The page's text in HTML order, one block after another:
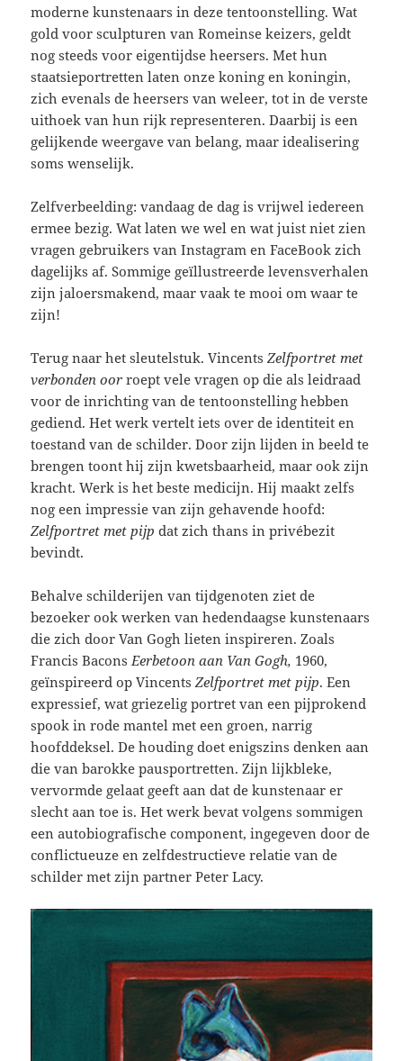
moderne kunstenaars in deze tentoonstelling. Wat
gold voor sculpturen van Romeinse keizers, geldt
nog steeds voor eigentijdse heersers. Met hun
staatsieportretten laten onze koning en koningin,
zich evenals de heersers van weleer, tot in de verste
uithoek van hun rijk representeren. Daarbij is een
gelijkende weergave van belang, maar idealisering
soms wenselijk.
Zelfverbeelding: vandaag de dag is vrijwel iedereen
ermee bezig. Wat laten we wel en wat juist niet zien
vragen gebruikers van Instagram en FaceBook zich
dagelijks af. Sommige geïllustreerde levensverhalen
zijn jaloersmakend, maar vaak te mooi om waar te
zijn!
Terug naar het sleutelstuk. VincentsZelfportret met
verbonden oor roept vele vragen op die als leidraad
voor de inrichting van de tentoonstelling hebben
gediend. Het werk vertelt iets over de identiteit en
toestand van de schilder. Door zijn lijden in beeld te
brengen toont hij zijn kwetsbaarheid, maar ook zijn
kracht. Werk is het beste medicijn. Hij maakt zelfs
nog een impressie van zijn gehavende hoofd:
Zelfportret met pijp dat zich thans in privébezit
bevindt.
Behalve schilderijen van tijdgenoten ziet de
bezoeker ook werken van hedendaagse kunstenaars
die zich door Van Gogh lieten inspireren. Zoals
Francis Bacons Eerbetoon aan Van Gogh, 1960,
geïnspireerd op VincentsZelfportret met pijp. Een
expressief, wat griezelig portret van een pijprokend
spook in rode mantel met een groen, narrig
hoofddeksel. De houding doet enigszins denken aan
die van barokke pausportretten. Zijn lijkbleke,
vervormde gelaat geeft aan dat de kunstenaar er
slecht aan toe is. Het werk bevat volgens sommigen
een autobiografische component, ingegeven door de
conflictueuze en zelfdestructieve relatie van de
schilder met zijn partner Peter Lacy.